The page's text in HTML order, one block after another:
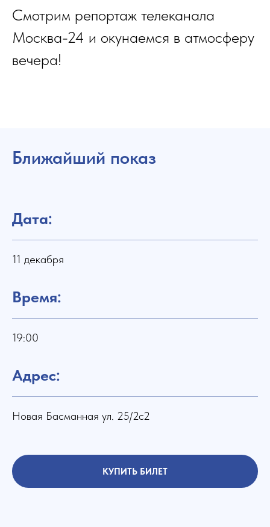
Смотрим репортаж телеканала
Москва-24 и окунаемся в атмосферу
вечера!
Ближайший показ
Дата:
11 декабря
Время:
19:00
Адрес:
Новая Басманная ул. 25/2с2
КУПИТЬ БИЛЕТ